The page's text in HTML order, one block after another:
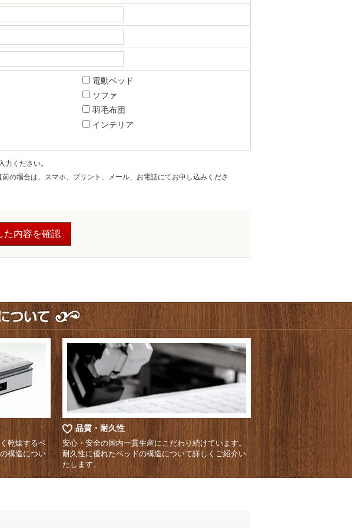
電動ベッド
ソファ
羽毛布団
インテリア
ください。
の場合は、スマホ、プリント、メール、お電話にてお申し込みくださ
乾燥するベ
構造につい
品質・耐久性
安心・安全の国内一貫生産にこだわり続けています。
耐久性に優れたベッドの構造について詳しくご紹介い
たします。